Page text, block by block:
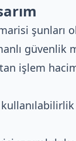
şunları
güvenlik
işlem